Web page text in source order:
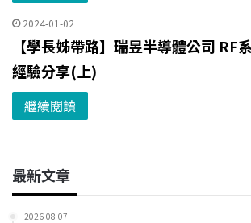
2024-01-02
【學長姊帶路】瑞昱半導體公司 RF
經驗分享(上)
繼續閱讀
最新文章
2026-08-07